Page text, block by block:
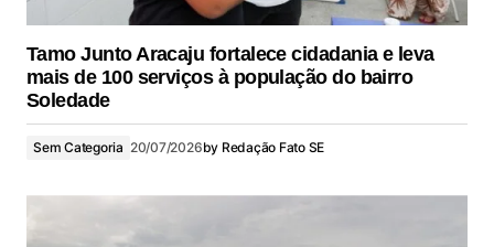
Tamo Junto Aracaju fortalece cidadania e leva
mais de 100 serviços à população do bairro
Soledade
Sem Categoria 20/07/2026by Redação Fato SE